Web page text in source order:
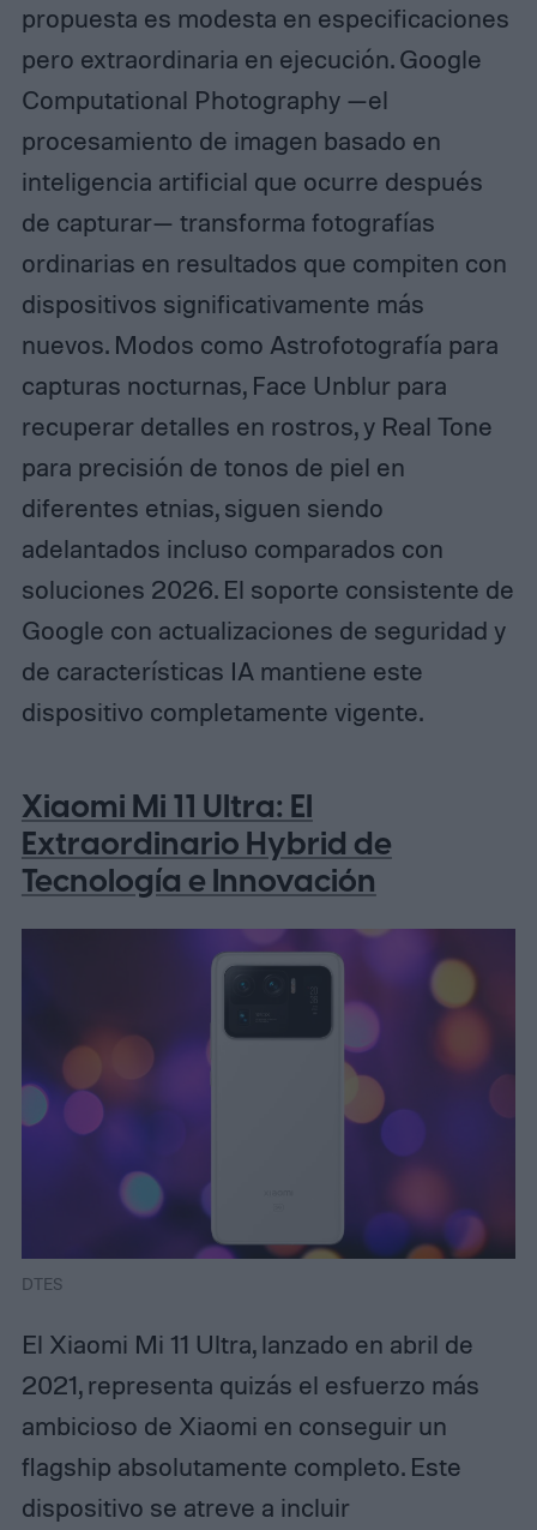
propuesta es modesta en especificaciones
pero extraordinaria en ejecución. Google
Computational Photography —el
procesamiento de imagen basado en
inteligencia artificial que ocurre después
de capturar— transforma fotografías
ordinarias en resultados que compiten con
dispositivos significativamente más
nuevos. Modos como Astrofotografía para
capturas nocturnas, Face Unblur para
recuperar detalles en rostros, y Real Tone
para precisión de tonos de piel en
diferentes etnias, siguen siendo
adelantados incluso comparados con
soluciones 2026. El soporte consistente de
Google con actualizaciones de seguridad y
de características IA mantiene este
dispositivo completamente vigente.
Xiaomi Mi 11 Ultra: El
Extraordinario Hybrid de
Tecnología e Innovación
DTES
El Xiaomi Mi 11 Ultra, lanzado en abril de
2021, representa quizás el esfuerzo más
ambicioso de Xiaomi en conseguir un
flagship absolutamente completo. Este
dispositivo se atreve a incluir